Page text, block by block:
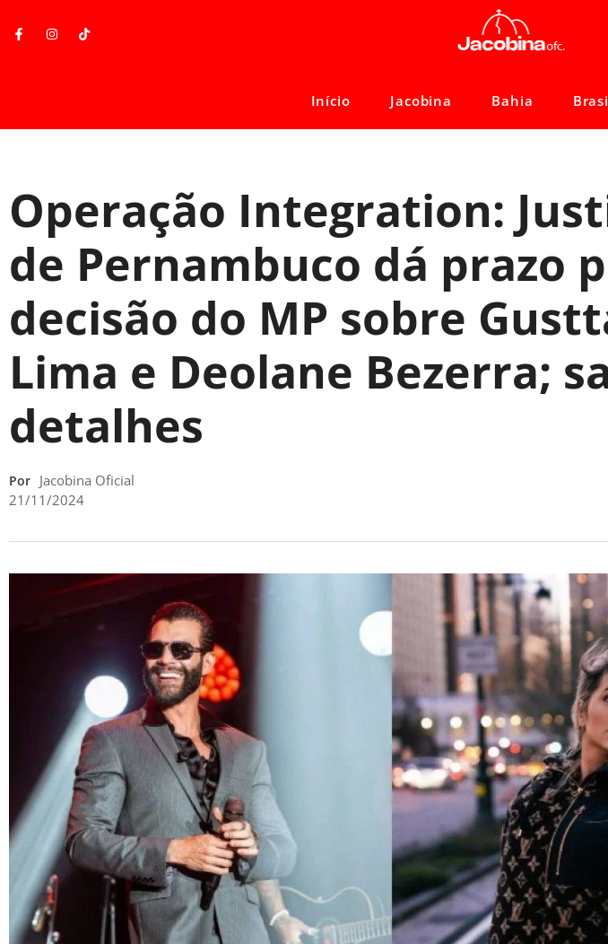
Início Jacobina Bahia
Operação Integration:
de Pernambuco dá prazo
decisão do MP sobre
Lima e Deolane Bezerra;
detalhes
Por Jacobina Oficial
21/11/2024